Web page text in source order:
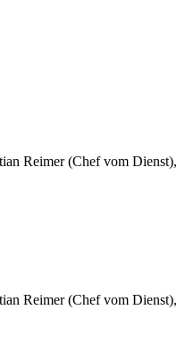
Reimer (Chef vom Dienst),
Reimer (Chef vom Dienst),